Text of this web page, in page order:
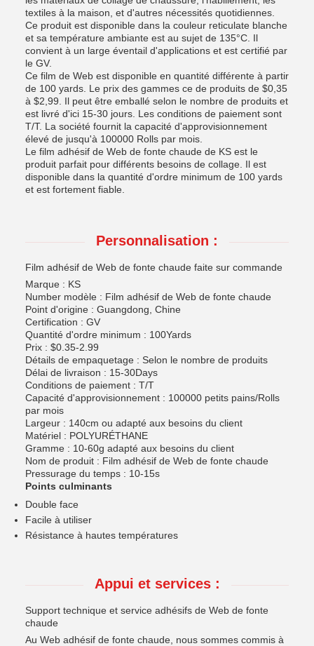
textiles à la maison, et d'autres nécessités quotidiennes.
Ce produit est disponible dans la couleur reticulate blanche
et sa température ambiante est au sujet de 135°C. Il
convient à un large éventail d'applications et est certifié par
le GV.
Ce film de Web est disponible en quantité différente à partir
de 100 yards. Le prix des gammes ce de produits de $0,35
à $2,99. Il peut être emballé selon le nombre de produits et
est livré d'ici 15-30 jours. Les conditions de paiement sont
T/T. La société fournit la capacité d'approvisionnement
élevé de jusqu'à 100000 Rolls par mois.
Le film adhésif de Web de fonte chaude de KS est le
produit parfait pour différents besoins de collage. Il est
disponible dans la quantité d'ordre minimum de 100 yards
et est fortement fiable.
Personnalisation :
Film adhésif de Web de fonte chaude faite sur commande
Marque : KS
Number modèle : Film adhésif de Web de fonte chaude
Point d'origine : Guangdong, Chine
Certification : GV
Quantité d'ordre minimum : 100Yards
Prix : $0.35-2.99
Détails de empaquetage : Selon le nombre de produits
Délai de livraison : 15-30Days
Conditions de paiement : T/T
Capacité d'approvisionnement : 100000 petits pains/Rolls
par mois
Largeur : 140cm ou adapté aux besoins du client
Matériel : POLYURÉTHANE
Gramme : 10-60g adapté aux besoins du client
Nom de produit : Film adhésif de Web de fonte chaude
Pressurage du temps : 10-15s
Points culminants
Double face
Facile à utiliser
Résistance à hautes températures
Appui et services :
Support technique et service adhésifs de Web de fonte
chaude
Au Web adhésif de fonte chaude, nous sommes commis à